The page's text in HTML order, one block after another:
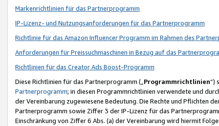
Markenrichtlinien für das Partnerprogramm
IP-Lizenz- und Nutzungsanforderungen für das Partnerprogramm
Richtlinie für das Amazon Influencer Programm im Rahmen des
Anforderungen für Preissuchmaschinen in Bezug auf das
Richtlinien für das Creator Ads Boost-Programm
Diese Richtlinien für das Partnerprogramm („Programmrichtlinien“)
Partnerprogramm; in diesen Programmrichtlinien verwendete und
der Vereinbarung zugewiesene Bedeutung. Die Rechte und Pflichten
Partnerprogramm sowie Ziffer 3 der IP-Lizenz für das
Einschränkung von Ziffer 6 Abs. (a) der Vereinbarung wird hiermit